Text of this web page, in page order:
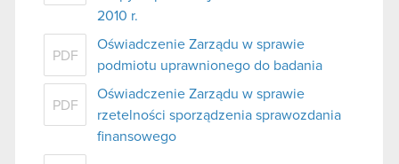
2010 r.
PDF
Oświadczenie Zarządu w sprawie
podmiotu uprawnionego do badania
PDF
Oświadczenie Zarządu w sprawie
rzetelności sporządzenia sprawozdania
finansowego